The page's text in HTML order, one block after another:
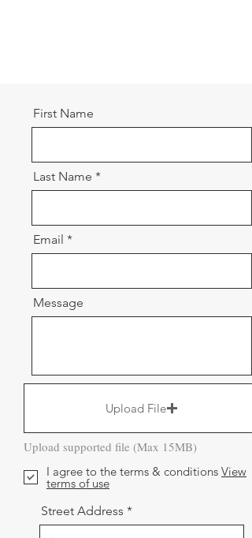
First Name
Last Name
Email
Message
Upload File
Upload supported file (Max 15MB)
I agree to the terms & conditions View
terms of use
Street Address